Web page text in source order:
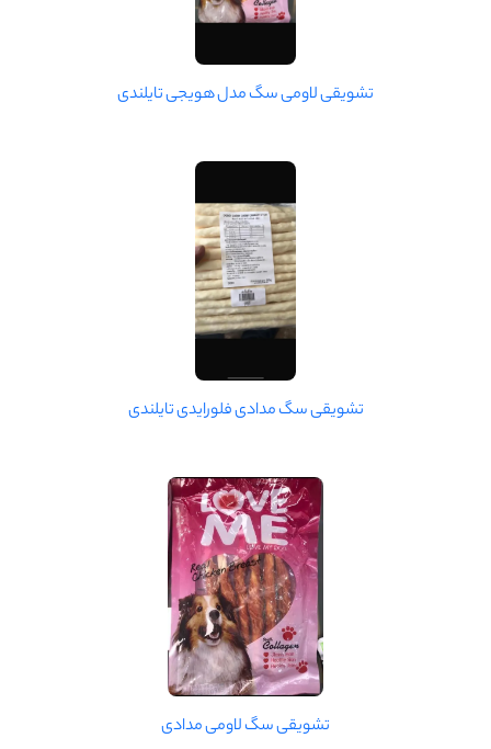
تشویقی لاومی سگ مدل هویجی تایلندی
تشویقی سگ مدادی فلورایدی تایلندی
تشویقی سگ لاومی مدادی